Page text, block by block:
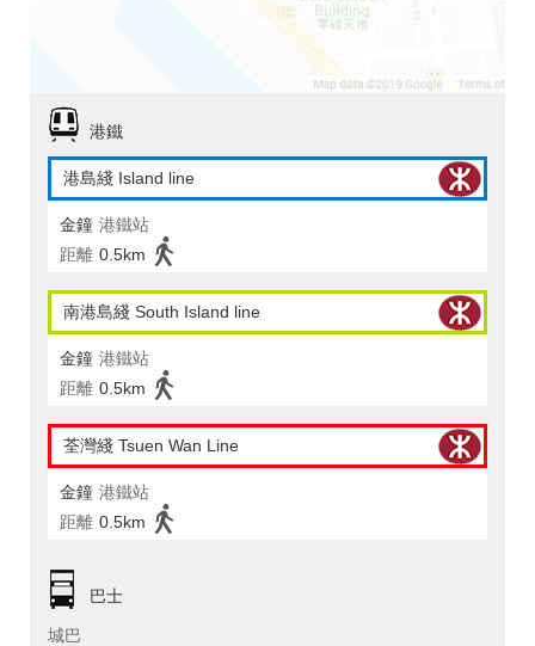
港鐵
港島綫 Island line
金鐘 港鐵站
距離 0.5km
南港島綫 South Island line
金鐘 港鐵站
距離 0.5km
荃灣綫 Tsuen Wan Line
金鐘 港鐵站
距離 0.5km
巴士
城巴